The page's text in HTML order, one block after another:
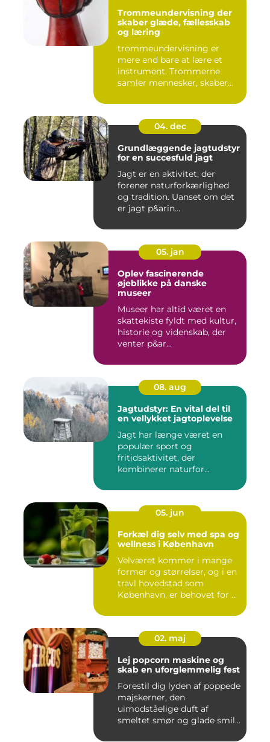
Trommeundervisning der
skaber glæde, fællesskab
og læring
trommeundervisning er
mere end bare at lære et
instrument. Trommerne
samler mennesker, skaber
04. dec
Grundlæggende jagtudstyr
for en succesfuld jagt
Jagt er en aktivitet, der
forener naturforkærlighed
og tradition. Uanset om det
er jagt p&arin...
05. jan
Oplev fascinerende
øjeblikke på danske
museer
Museer har altid været en
skattekiste fyldt med kultur,
historie og videnskab, der
venter p&ar...
08. aug
Jagtudstyr: En vital del til
en vellykket jagtoplevelse
Jagt har længe været en
populær sport og
fritidsaktivitet, der
kombinerer naturfor...
05. jun
Forkæl dig selv med spa og
wellness i København
Velværet kommer i mange
former og størrelser, og i en
travl hovedstad som
København, er behovet for ...
02. maj
Lej popcorn maskine og
skab en uforglemmelig fest
Forestil dig lyden af poppede
majskerner, den
uimodståelige duft af
smeltet smør og glade smil,